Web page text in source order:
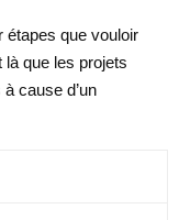
étapes que vouloir
là que les projets
cause d’un